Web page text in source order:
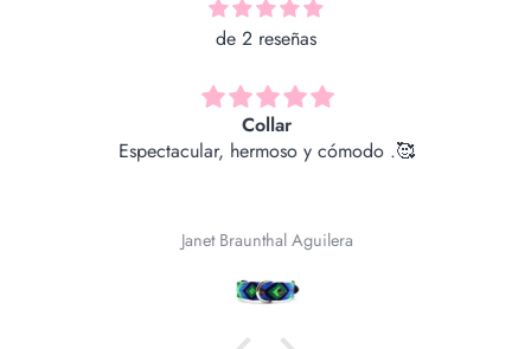
de 2 reseñas
Collar
Espectacular, hermoso y cómodo .🥰
Janet Braunthal Aguilera